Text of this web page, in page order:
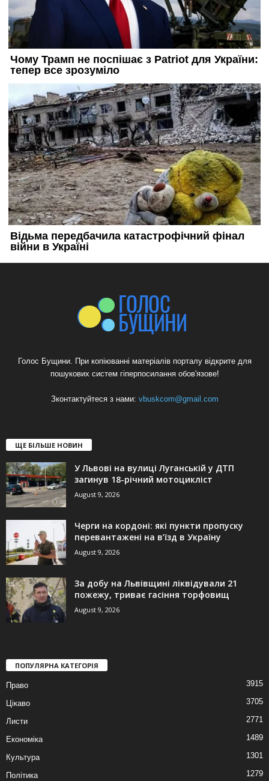
Голос Бущини. При копіюванні матеріалів порталу відкрите для
пошукових систем гіперпосилання обов'язове!
Зконтактуйтеся з нами: vbuskcom@gmail.com
ЩЕ БІЛЬШЕ НОВИН
У Львові на вулиці Луганській у ДТП
загинув 18-річний мотоцикліст
August 9, 2026
Черги на кордоні: які пункти пропуску
перевантажені на в’їзд в Україну
August 9, 2026
За добу на Львівщині ліквідували 21
пожежу, триває гасіння торфовищ
August 9, 2026
ПОПУЛЯРНА КАТЕГОРІЯ
Право 3915
Цікаво 3705
Листи 2771
Економіка 1489
Культура 1301
Політика 1279